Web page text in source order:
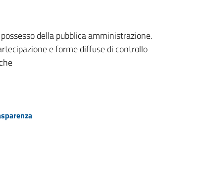
della pubblica amministrazione.
e forme diffuse di controllo